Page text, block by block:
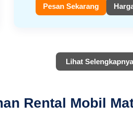
Pesan Sekarang
Lihat Selengkapnya
Rental Mobil